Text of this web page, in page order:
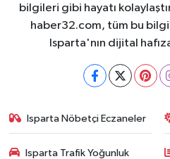
bilgileri gibi hayatı
haber32.com, tüm bu
Isparta'nın dijital
Isparta Nöbetçi Eczaneler
Isparta Trafik Yoğunluk